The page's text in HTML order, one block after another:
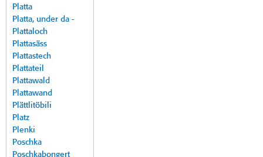
Platta
Platta, under da -
Plattaloch
Plattasäss
Plattastech
Plattateil
Plattawald
Plattawand
Plättlitöbili
Platz
Plenki
Poschka
Poschkabongert